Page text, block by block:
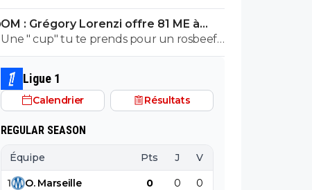
situe entre 620 et 700 M
OM : Grégory Lorenzi offre 81 ME à
Frank McCourt
Une " cup" tu te prends pour un rosbeef
? Lol
Ligue 1
Calendrier Résultats
REGULAR SEASON
Équipe Pts J V
1 O. Marseille 0 0 0